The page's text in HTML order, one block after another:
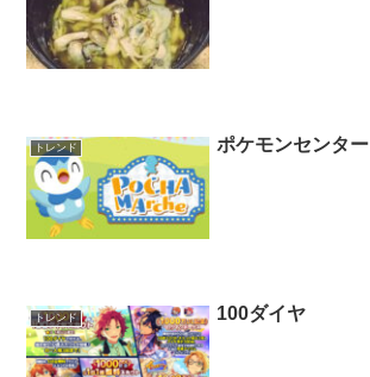
トレンド ポケモンセンター
トレンド 100ダイヤ